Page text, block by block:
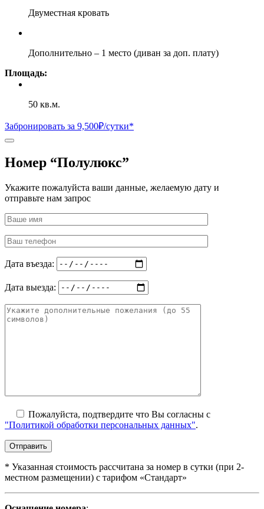
Двуместная кровать
Дополнительно – 1 место (диван за доп. плату)
Площадь:
50 кв.м.
Забронировать за 9,500₽/сутки*
Номер “Полулюкс”
Укажите пожалуйста ваши данные, желаемую дату и
отправьте нам запрос
Дата въезда:
Дата выезда:
Пожалуйста, подтвердите что Вы согласны с
"Политикой обработки персональных данных".
* Указанная стоимость рассчитана за номер в сутки (при 2-
местном размещении) с тарифом «Стандарт»